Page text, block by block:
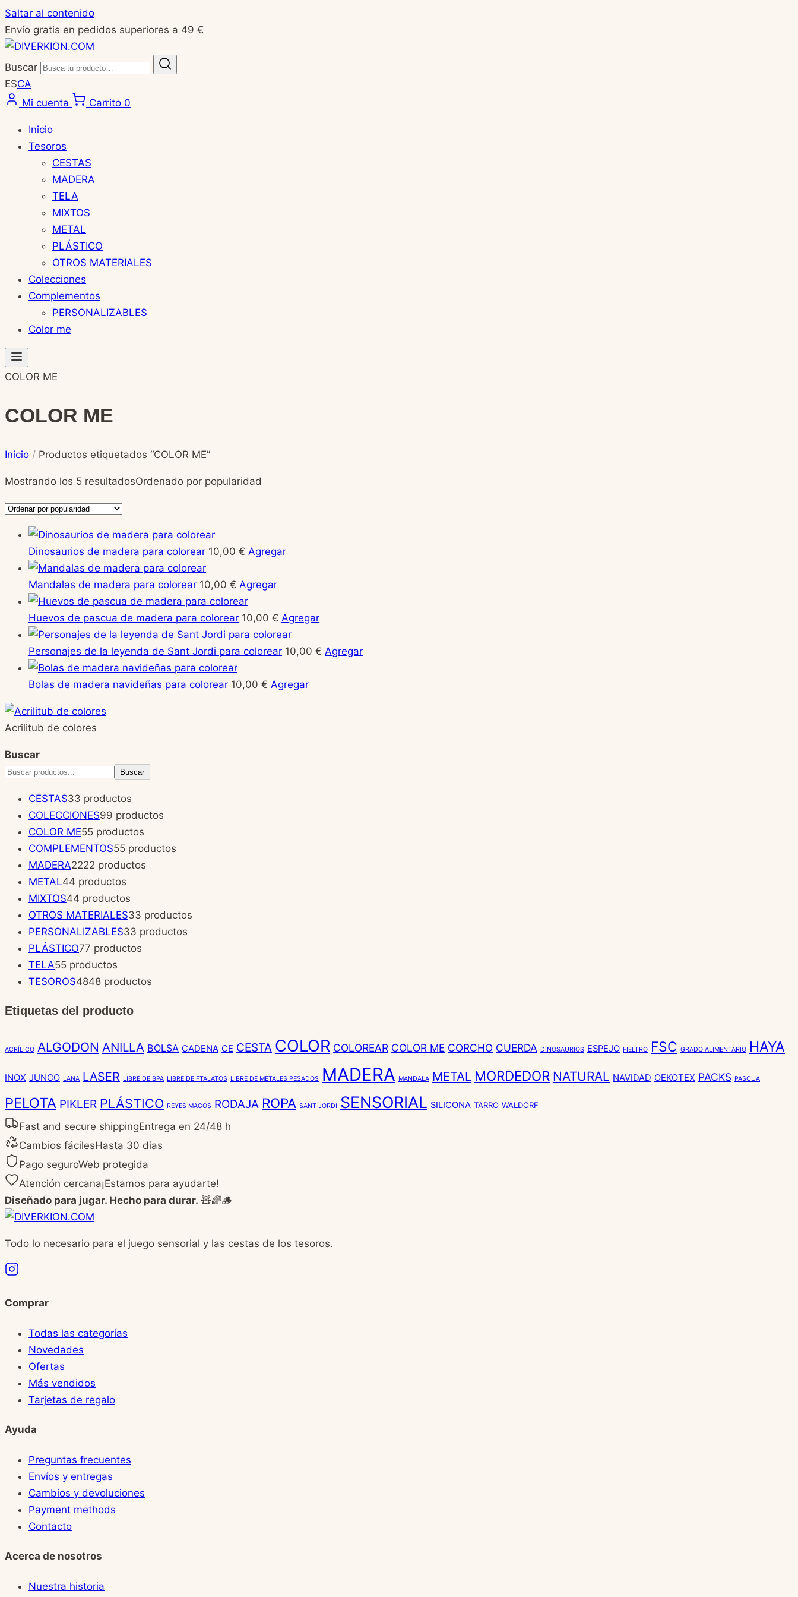
Saltar al contenido
Envío gratis en pedidos superiores a 49 €
Buscar
ESCA
Mi cuenta
Carrito 0
Inicio
Tesoros
CESTAS
MADERA
TELA
MIXTOS
METAL
PLÁSTICO
OTROS MATERIALES
Colecciones
Complementos
PERSONALIZABLES
Color me
COLOR ME
COLOR ME
Inicio / Productos etiquetados “COLOR ME”
Mostrando los 5 resultadosOrdenado por popularidad
Dinosaurios de madera para colorear 10,00 € Agregar
Mandalas de madera para colorear 10,00 € Agregar
Huevos de pascua de madera para colorear 10,00 € Agregar
Personajes de la leyenda de Sant Jordi para colorear 10,00 € Agregar
Bolas de madera navideñas para colorear 10,00 € Agregar
Acrilitub de colores
Buscar
Buscar
CESTAS33 productos
COLECCIONES99 productos
COLOR ME55 productos
COMPLEMENTOS55 productos
MADERA2222 productos
METAL44 productos
MIXTOS44 productos
OTROS MATERIALES33 productos
PERSONALIZABLES33 productos
PLÁSTICO77 productos
TELA55 productos
TESOROS4848 productos
Etiquetas del producto
ACRÍLICO ALGODON ANILLA BOLSA CADENA CE CESTA COLOR COLOREAR COLOR ME CORCHO CUERDA DINOSAURIOS ESPEJO FIELTRO FSC GRADO ALIMENTARIO HAYA
INOX JUNCO LANA LASER LIBRE DE BPA LIBRE DE FTALATOS LIBRE DE METALES PESADOS MADERA MANDALA METAL MORDEDOR NATURAL NAVIDAD OEKOTEX PACKS PASCUA
PELOTA PIKLER PLÁSTICO REYES MAGOS RODAJA ROPA SANT JORDI SENSORIAL SILICONA TARRO WALDORF
Fast and secure shippingEntrega en 24/48 h
Cambios fácilesHasta 30 días
Pago seguroWeb protegida
Atención cercana¡Estamos para ayudarte!
Diseñado para jugar. Hecho para durar. 🧸🌈🪵
Todo lo necesario para el juego sensorial y las cestas de los tesoros.
Comprar
Todas las categorías
Novedades
Ofertas
Más vendidos
Tarjetas de regalo
Ayuda
Preguntas frecuentes
Envíos y entregas
Cambios y devoluciones
Payment methods
Contacto
Acerca de nosotros
Nuestra historia